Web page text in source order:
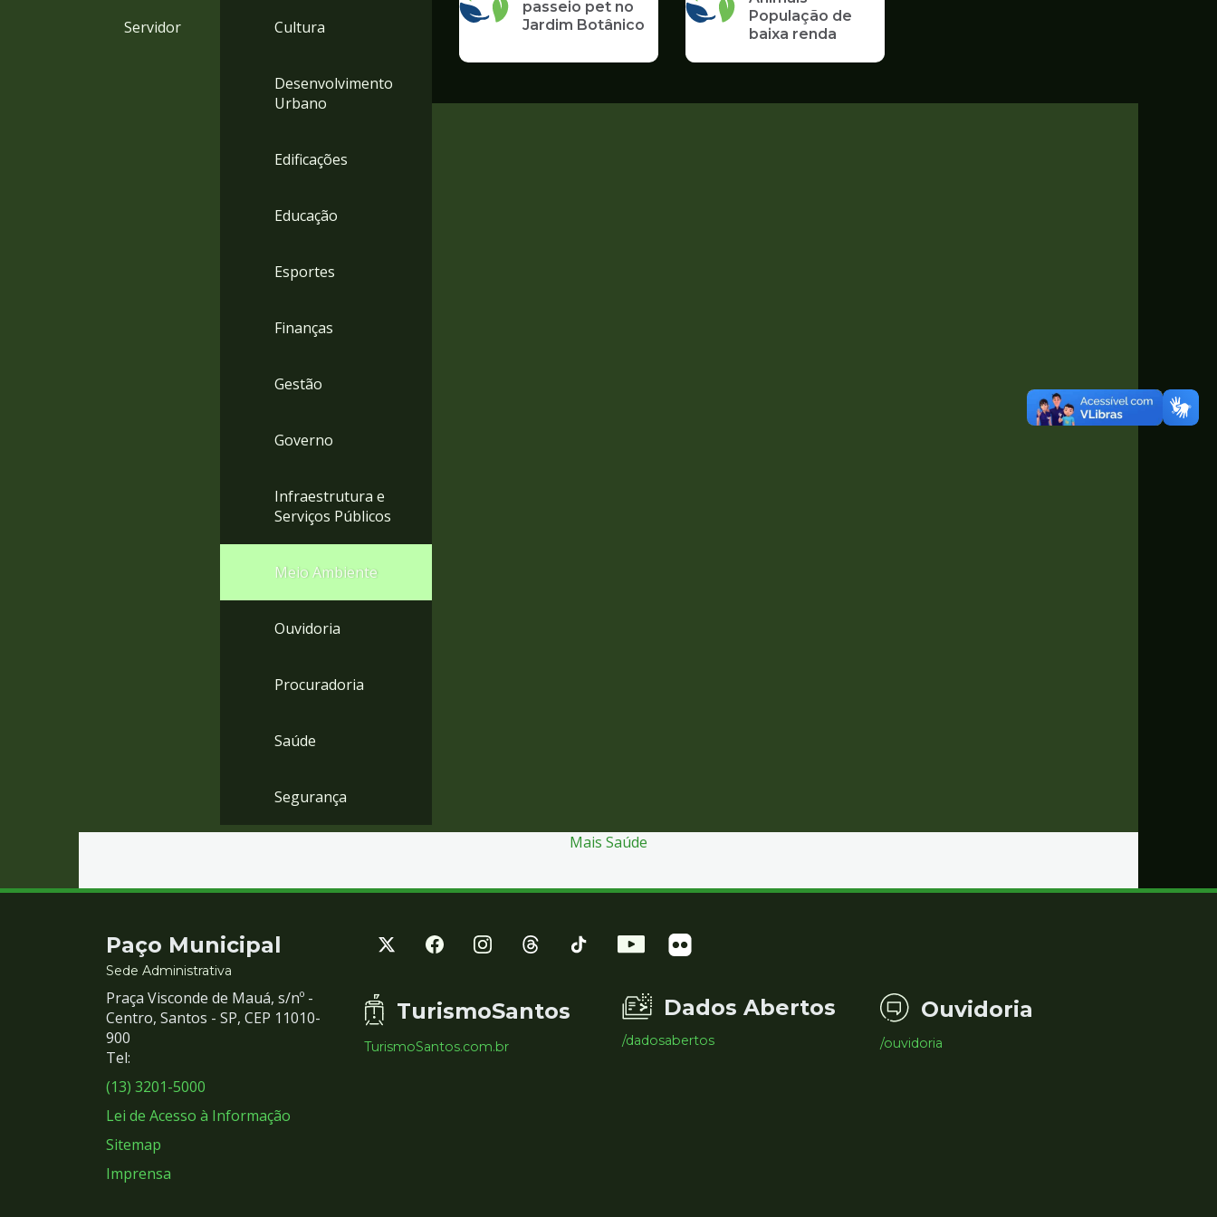
Servidor Cultura
Desenvolvimento
Urbano
Edificações
Educação
Esportes
Finanças
Gestão
Governo
Infraestrutura e
Serviços Públicos
Meio Ambiente
Ouvidoria
Procuradoria
Saúde
Segurança
passeio pet no
Jardim Botânico
População de
baixa renda
Mais Saúde
Contato
e
Redes
Sociais
Paço Municipal
Sede Administrativa
Praça Visconde de Mauá, s/nº -
Centro, Santos - SP, CEP 11010-
900
Tel:
(13) 3201-5000
Lei de Acesso à Informação
Sitemap
Imprensa
TurismoSantos
TurismoSantos.com.br
Dados Abertos
/dadosabertos
Ouvidoria
/ouvidoria